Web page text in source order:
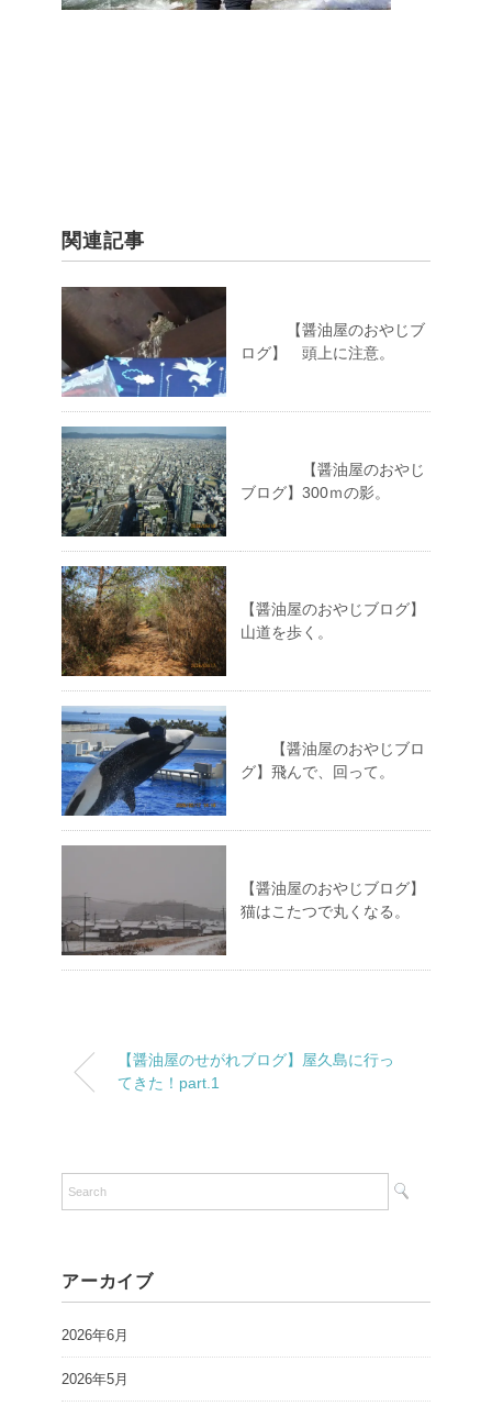
関連記事
【醤油屋のおやじブ
ログ】 頭上に注意。
【醤油屋のおやじ
ブログ】300ｍの影。
【醤油屋のおやじブログ】
山道を歩く。
【醤油屋のおやじブロ
グ】飛んで、回って。
【醤油屋のおやじブログ】
猫はこたつで丸くなる。
【醤油屋のせがれブログ】屋久島に行っ
てきた！part.1
アーカイブ
2026年6月
2026年5月